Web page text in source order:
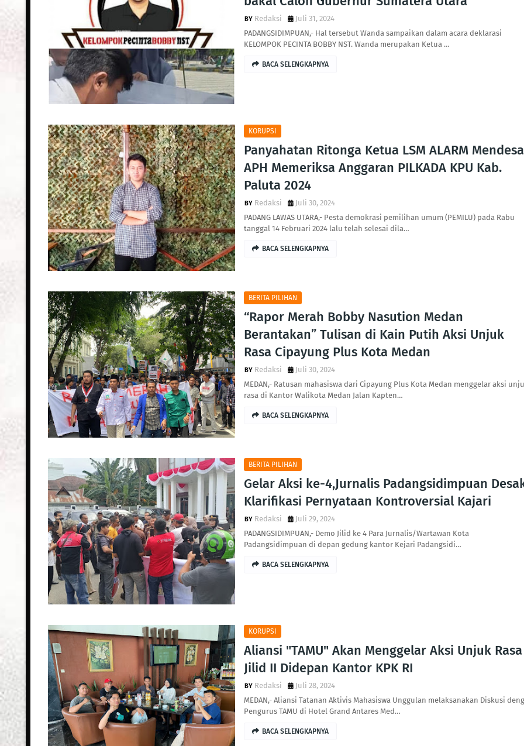
Redaksi
Juli 31, 2024
PADANGSIDIMPUAN,- Hal tersebut Wanda sampaikan dalam acara deklarasi
KELOMPOK PECINTA BOBBY NST. Wanda merupakan Ketua …
BACA SELENGKAPNYA
KORUPSI
Panyahatan Ritonga Ketua LSM ALARM
APH Memeriksa Anggaran PILKADA KPU Kab.
Paluta 2024
Redaksi
Juli 30, 2024
PADANG LAWAS UTARA,- Pesta demokrasi pemilihan umum (PEMILU) pada Rabu
tanggal 14 Februari 2024 lalu telah selesai dila…
BACA SELENGKAPNYA
BERITA PILIHAN
“Rapor Merah Bobby Nasution Medan
Berantakan” Tulisan di Kain Putih Aksi Unjuk
Rasa Cipayung Plus Kota Medan
Redaksi
Juli 30, 2024
MEDAN,- Ratusan mahasiswa dari Cipayung Plus Kota Medan menggelar aksi
rasa di Kantor Walikota Medan Jalan Kapten…
BACA SELENGKAPNYA
BERITA PILIHAN
Gelar Aksi ke-4,Jurnalis Padangsidimpuan
Klarifikasi Pernyataan Kontroversial Kajari
Redaksi
Juli 29, 2024
PADANGSIDIMPUAN,- Demo Jilid ke 4 Para Jurnalis/Wartawan Kota
Padangsidimpuan di depan gedung kantor Kejari Padangsidi…
BACA SELENGKAPNYA
KORUPSI
Aliansi "TAMU" Akan Menggelar Aksi Unjuk Rasa
Jilid II Didepan Kantor KPK RI
Redaksi
Juli 28, 2024
MEDAN,- Aliansi Tatanan Aktivis Mahasiswa Unggulan melaksanakan Diskusi
Pengurus TAMU di Hotel Grand Antares Med…
BACA SELENGKAPNYA